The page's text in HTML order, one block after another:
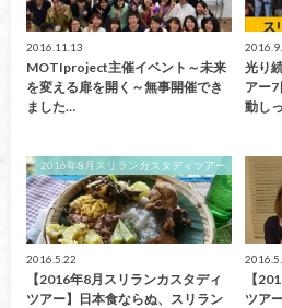
2016.11.13
MOTIproject主催イベント～未来
を変える扉を開く～無事開催でき
ました…
光り
アー
動し
2016年8月スリランカスタディツアー
2016.5.22
【2016年8月スリランカスタディ
ツアー】日本食ならぬ、スリラン
【
ツア